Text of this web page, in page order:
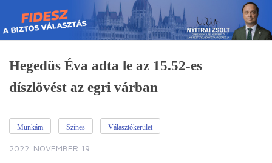
Skip
to
content
Hegedüs Éva adta le az 15.52-es
díszlövést az egri várban
Munkám Színes Választókerület
2022. NOVEMBER 19.